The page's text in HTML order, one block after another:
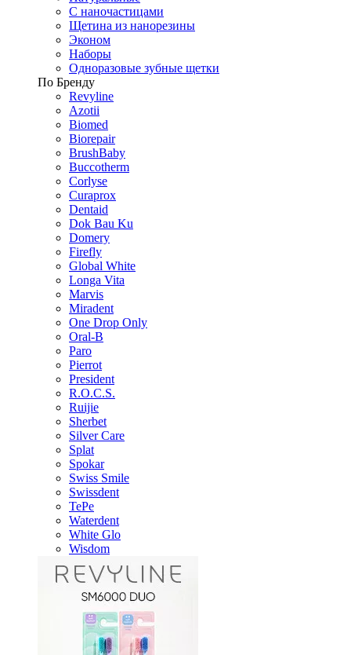
С наночастицами
Щетина из нанорезины
Эконом
Наборы
Одноразовые зубные щетки
По Бренду
Revyline
Azotii
Biomed
Biorepair
BrushBaby
Buccotherm
Corlyse
Curaprox
Dentaid
Dok Bau Ku
Domery
Firefly
Global White
Longa Vita
Marvis
Miradent
One Drop Only
Oral-B
Paro
Pierrot
President
R.O.C.S.
Ruijie
Sherbet
Silver Care
Splat
Spokar
Swiss Smile
Swissdent
TePe
Waterdent
White Glo
Wisdom